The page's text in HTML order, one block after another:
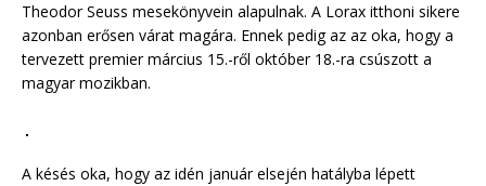
Theodor Seuss mesekönyvein alapulnak. A Lorax itthoni sikere
azonban erősen várat magára. Ennek pedig az az oka, hogy a
tervezett premier március 15.-ről október 18.-ra csúszott a
magyar mozikban.
A késés oka, hogy az idén január elsején hatályba lépett